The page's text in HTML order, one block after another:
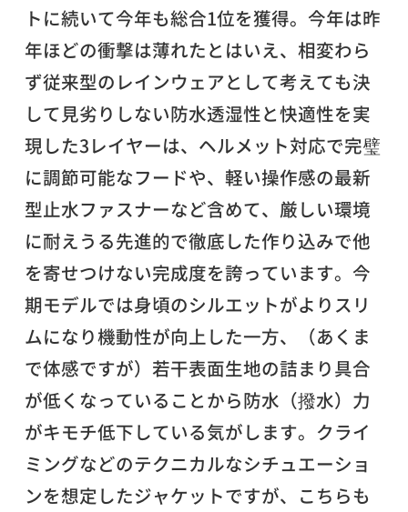
トに続いて今年も総合1位を獲得。今年は昨
年ほどの衝撃は薄れたとはいえ、相変わら
ず従来型のレインウェアとして考えても決
して見劣りしない防水透湿性と快適性を実
現した3レイヤーは、ヘルメット対応で完璧
に調節可能なフードや、軽い操作感の最新
型止水ファスナーなど含めて、厳しい環境
に耐えうる先進的で徹底した作り込みで他
を寄せつけない完成度を誇っています。今
期モデルでは身頃のシルエットがよりスリ
ムになり機動性が向上した一方、（あくま
で体感ですが）若干表面生地の詰まり具合
が低くなっていることから防水（撥水）力
がキモチ低下している気がします。クライ
ミングなどのテクニカルなシチュエーショ
ンを想定したジャケットですが、こちらも